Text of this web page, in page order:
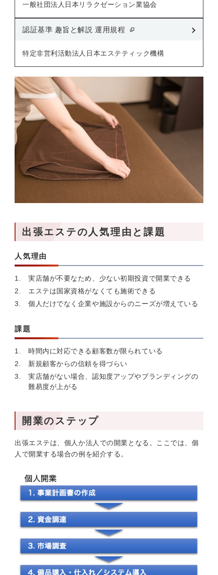
一般社団法人日本リラクゼーション業協会
認証基準 趣旨と解説 運用規程
特定非営利活動法人日本エステティック機構
出張エステの人気理由と課題
人気理由
実店舗が不要なため、少ない初期投資で開業できる
エステは国家資格がなくても施術できる
個人だけでなく企業や施設からのニーズが増えている
課題
時間内に対応できる顧客数が限られている
新規顧客からの信頼を得づらい
実店舗がない場合、認知度アップやブランディングの
難易度が上がる
開業のステップ
出張エステは、個人か法人での開業となる。ここでは、個
人で開業する場合の例を紹介する。